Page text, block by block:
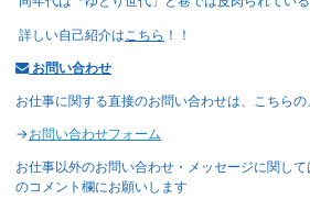
詳しい自己紹介は こちら ！！
お問い合わせ
お仕事に関する直接のお問い合わせは、こちら
→お問い合わせフォーム
お仕事以外のお問い合わせ・メッセージに関し
のコメント欄にお願いします